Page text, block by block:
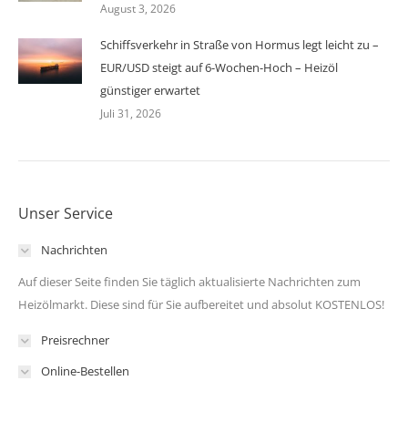
August 3, 2026
Schiffsverkehr in Straße von Hormus legt leicht zu –
EUR/USD steigt auf 6-Wochen-Hoch – Heizöl
günstiger erwartet
Juli 31, 2026
Unser Service
Nachrichten
Auf dieser Seite finden Sie täglich aktualisierte Nachrichten zum
Heizölmarkt. Diese sind für Sie aufbereitet und absolut KOSTENLOS!
Preisrechner
Online-Bestellen